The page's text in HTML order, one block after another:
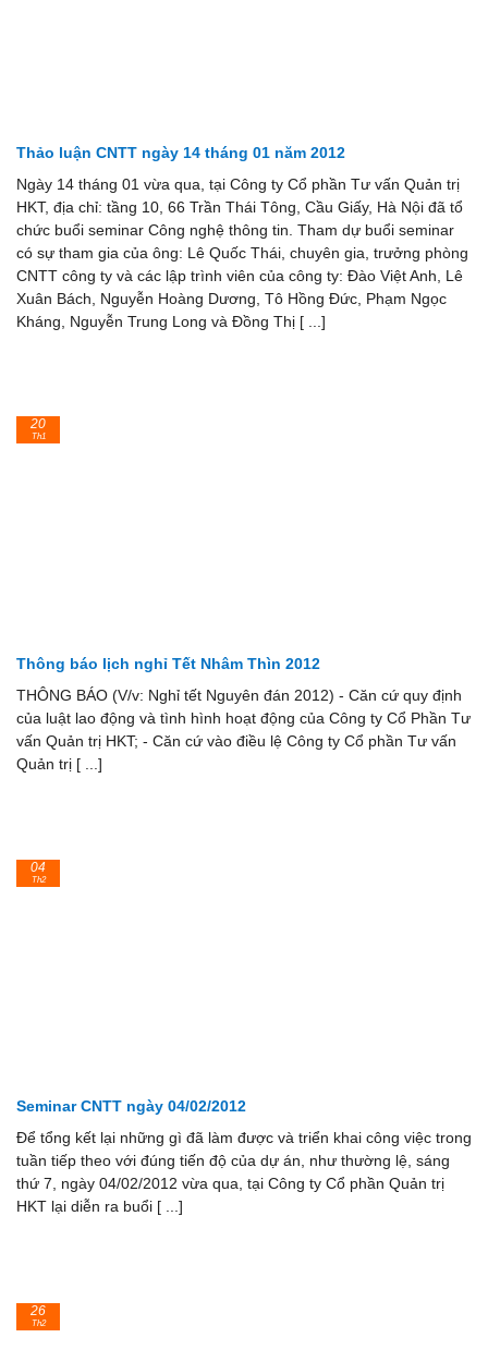
Thảo luận CNTT ngày 14 tháng 01 năm 2012
Ngày 14 tháng 01 vừa qua, tại Công ty Cổ phần Tư vấn Quản trị
HKT, địa chỉ: tầng 10, 66 Trần Thái Tông, Cầu Giấy, Hà Nội đã tổ
chức buổi seminar Công nghệ thông tin. Tham dự buổi seminar
có sự tham gia của ông: Lê Quốc Thái, chuyên gia, trưởng phòng
CNTT công ty và các lập trình viên của công ty: Đào Việt Anh, Lê
Xuân Bách, Nguyễn Hoàng Dương, Tô Hồng Đức, Phạm Ngọc
Kháng, Nguyễn Trung Long và Đồng Thị [ ...]
Thông báo lịch nghỉ Tết Nhâm Thìn 2012
THÔNG BÁO (V/v: Nghỉ tết Nguyên đán 2012) - Căn cứ quy định
của luật lao động và tình hình hoạt động của Công ty Cổ Phần Tư
vấn Quản trị HKT; - Căn cứ vào điều lệ Công ty Cổ phần Tư vấn
Quản trị [ ...]
20
Th1
Seminar CNTT ngày 04/02/2012
Để tổng kết lại những gì đã làm được và triển khai công việc trong
tuần tiếp theo với đúng tiến độ của dự án, như thường lệ, sáng
thứ 7, ngày 04/02/2012 vừa qua, tại Công ty Cổ phần Quản trị
HKT lại diễn ra buổi [ ...]
04
Th2
26
Th2